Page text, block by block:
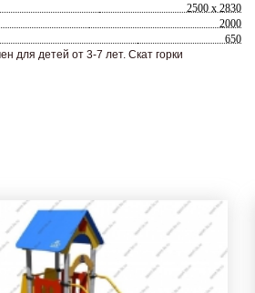
2500 x 2830
2000
650
для детей от 3-7 лет. Скат горки